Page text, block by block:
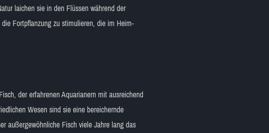
laichen sie in den Flüssen während der
Fortpflanzung zu stimulieren, die im Heim-
der erfahrenen Aquarianern mit ausreichend
Wesen sind sie eine bereichernde
außergewöhnliche Fisch viele Jahre lang das